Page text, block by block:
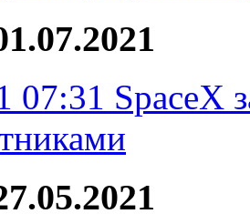
07:31 SpaceX